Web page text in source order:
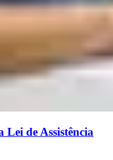
de Assistência